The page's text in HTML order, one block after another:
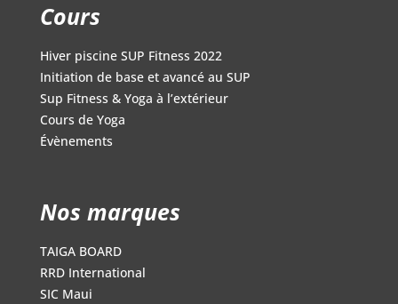
Cours
Hiver piscine SUP Fitness 2022
Initiation de base et avancé au SUP
Sup Fitness & Yoga à l’extérieur
Cours de Yoga
Évènements
Nos marques
TAIGA BOARD
RRD International
SIC Maui